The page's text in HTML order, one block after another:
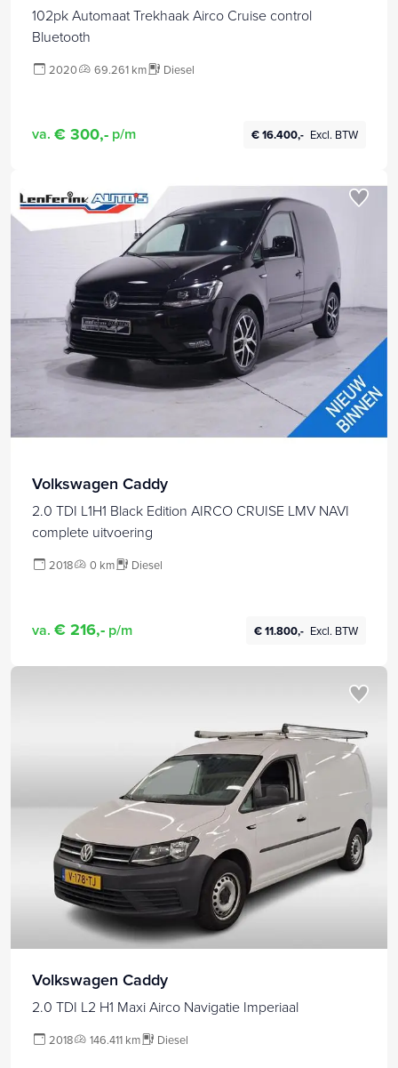
102pk Automaat Trekhaak Airco Cruise control
Bluetooth
2020 69.261 km Diesel
va. € 300,- p/m € 16.400,- Excl. BTW
Volkswagen Caddy
2.0 TDI L1H1 Black Edition AIRCO CRUISE LMV NAVI
complete uitvoering
2018 0 km Diesel
va. € 216,- p/m € 11.800,- Excl. BTW
Volkswagen Caddy
2.0 TDI L2 H1 Maxi Airco Navigatie Imperiaal
2018 146.411 km Diesel